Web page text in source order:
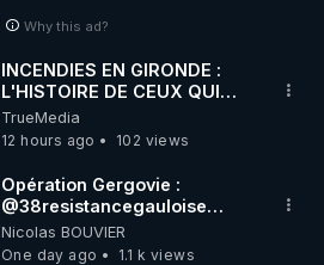
Why this ad?
INCENDIES EN GIRONDE :
L'HISTOIRE DE CEUX QUI
SONT RESTÉS
TrueMedia
12 hours ago
102 views
Opération Gergovie :
‪@38resistancegauloise‬
‪@MarionSigautOfficiel‬
‪@gladysriifard5710‬ Laëtitia
Nicolas BOUVIER
One day ago
1.1 k views